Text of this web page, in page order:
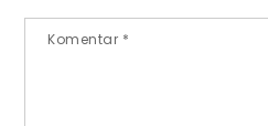
Komentar *